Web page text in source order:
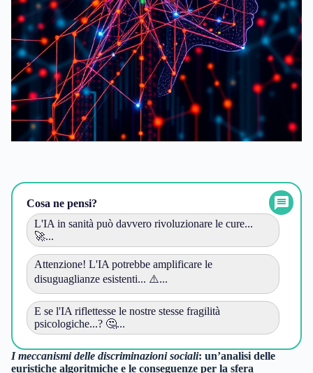
Cosa ne pensi?
L'IA in sanità può davvero rivoluzionare le cure...
🚀...
Attenzione! L'IA potrebbe amplificare le
disuguaglianze esistenti... ⚠️...
E se l'IA riflettesse le nostre stesse fragilità
psicologiche...? 🤔...
I meccanismi delle discriminazioni sociali: un’analisi delle
euristiche algoritmiche e le conseguenze per la sfera